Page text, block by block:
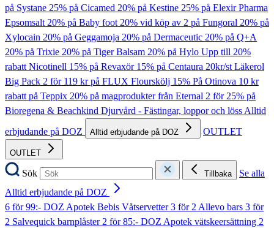
på Systane 25% på Cicamed 20% på Kestine 25% på Elexir Pharma
Epsomsalt20% på Baby foot20% vid köp av 2 på Fungoral 20% på
Xylocain 20% på Geggamoja 20% på Dermaceutic 20% på Q+A
20% på Trixie 20% på Tiger Balsam 20% på Hylo Upp till 20%
rabatt Nicotinell 15% på Revaxör 15% på Centaura 20kr/st Läkerol
Big Pack 2 för 119 kr på FLUX Flourskölj 15% På Otinova 10 kr
rabatt på Teppix 20% på magprodukter från Eternal 2 för 25% på
Bioregena & Beachkind Djurvård - Fästingar, loppor och lössAlltid
erbjudande på DOZ
Alltid erbjudande på DOZ OUTLET
OUTLET
Sök Tillbaka
Se alla
Alltid erbjudande på DOZ
6 för 99:- DOZ Apotek Bebis Våtservetter3 för 2 Allevo bars 3 för
2 Salvequick barnplåster2 för 85:- DOZ Apotek vätskeersättning 2